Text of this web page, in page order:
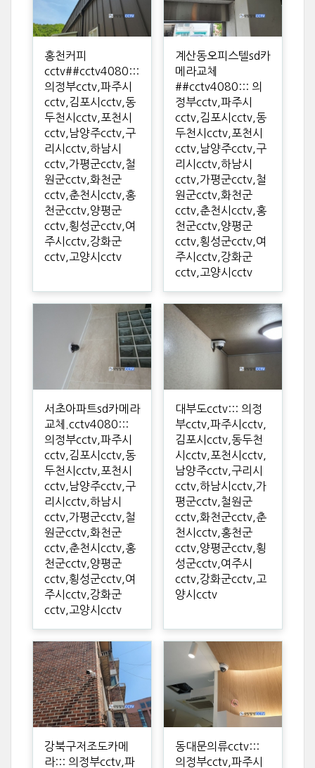
홍천커피
cctv##cctv4080:::
의정부cctv,파주시
cctv,김포시cctv,동
두천시cctv,포천시
cctv,남양주cctv,구
리시cctv,하남시
cctv,가평군cctv,철
원군cctv,화천군
cctv,춘천시cctv,홍
천군cctv,양평군
cctv,횡성군cctv,여
주시cctv,강화군
cctv,고양시cctv
계산동오피스텔sd카
메라교체
##cctv4080::: 의
정부cctv,파주시
cctv,김포시cctv,동
두천시cctv,포천시
cctv,남양주cctv,구
리시cctv,하남시
cctv,가평군cctv,철
원군cctv,화천군
cctv,춘천시cctv,홍
천군cctv,양평군
cctv,횡성군cctv,여
주시cctv,강화군
cctv,고양시cctv
서초아파트sd카메라
교체.cctv4080:::
의정부cctv,파주시
cctv,김포시cctv,동
두천시cctv,포천시
cctv,남양주cctv,구
리시cctv,하남시
cctv,가평군cctv,철
원군cctv,화천군
cctv,춘천시cctv,홍
천군cctv,양평군
cctv,횡성군cctv,여
주시cctv,강화군
cctv,고양시cctv
대부도cctv::: 의정
부cctv,파주시cctv,
김포시cctv,동두천
시cctv,포천시cctv,
남양주cctv,구리시
cctv,하남시cctv,가
평군cctv,철원군
cctv,화천군cctv,춘
천시cctv,홍천군
cctv,양평군cctv,횡
성군cctv,여주시
cctv,강화군cctv,고
양시cctv
강북구저조도카메
라::: 의정부cctv,파
동대문의류cctv:::
의정부cctv,파주시